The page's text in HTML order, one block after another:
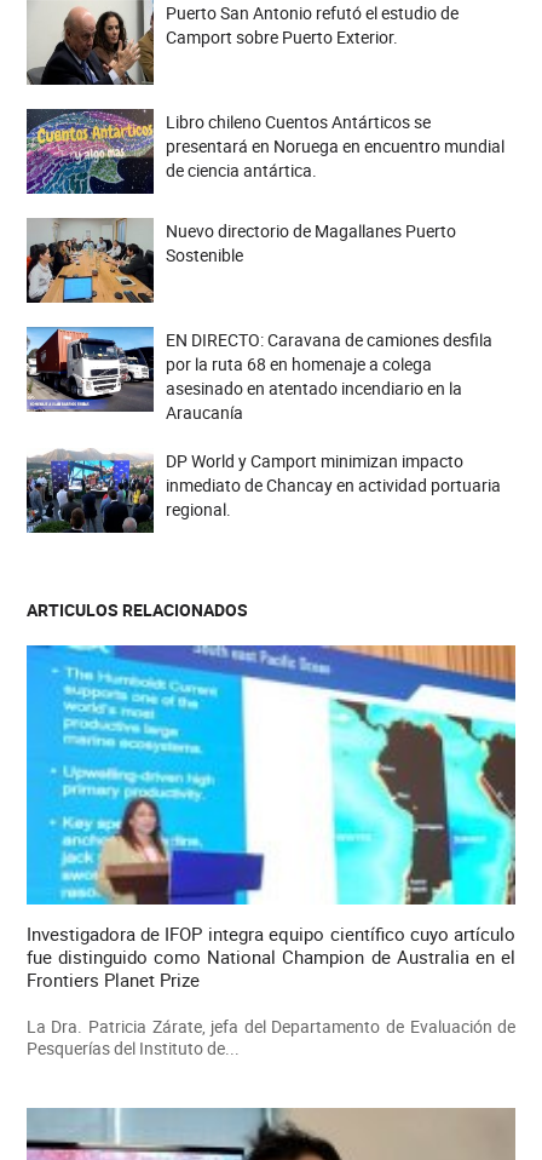
Puerto San Antonio refutó el estudio de
Camport sobre Puerto Exterior.
Libro chileno Cuentos Antárticos se
presentará en Noruega en encuentro mundial
de ciencia antártica.
Nuevo directorio de Magallanes Puerto
Sostenible
EN DIRECTO: Caravana de camiones desfila
por la ruta 68 en homenaje a colega
asesinado en atentado incendiario en la
Araucanía
DP World y Camport minimizan impacto
inmediato de Chancay en actividad portuaria
regional.
ARTICULOS RELACIONADOS
Investigadora de IFOP integra equipo científico cuyo artículo
fue distinguido como National Champion de Australia en el
Frontiers Planet Prize
La Dra. Patricia Zárate, jefa del Departamento de Evaluación de
Pesquerías del Instituto de...